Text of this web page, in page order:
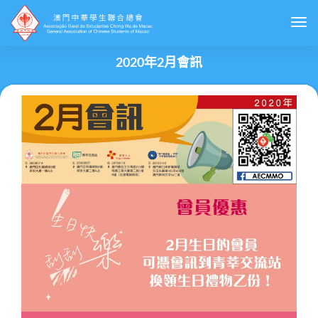
2020年2月會訊